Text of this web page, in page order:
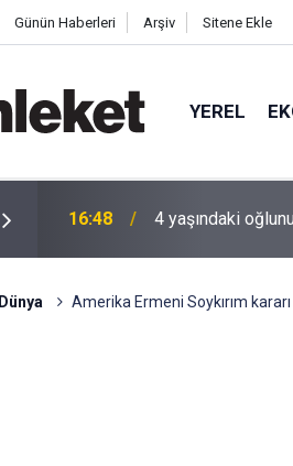
Günün Haberleri Arşiv Sitene Ekle
YEREL
16:44 Mahallede korku
Dünya Amerika Ermeni Soykırım